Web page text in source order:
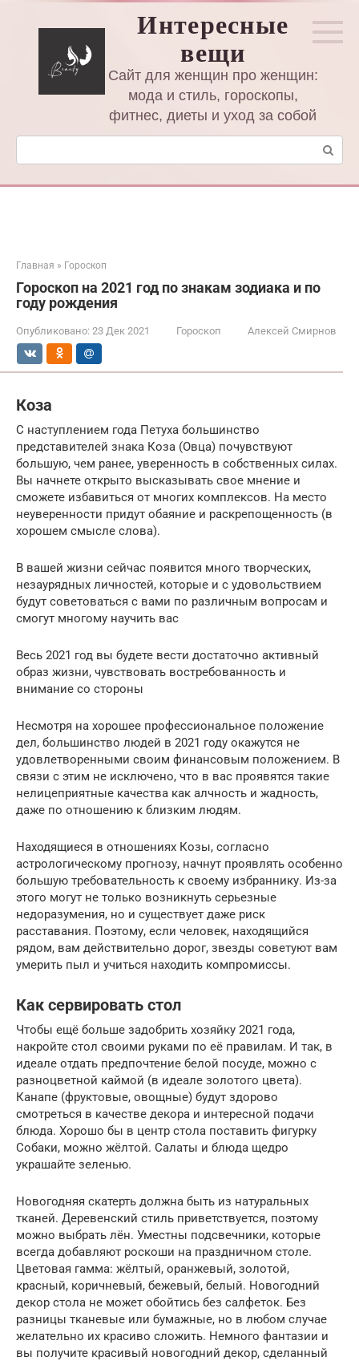
Интересные
вещи
Сайт для женщин про женщин:
мода и стиль, гороскопы,
фитнес, диеты и уход за собой
Поиск:
Главная » Гороскоп
Гороскоп на 2021 год по знакам зодиака и по
году рождения
Опубликовано: 23 Дек 2021 Гороскоп Алексей Смирнов
Коза
С наступлением года Петуха большинство
представителей знака Коза (Овца) почувствуют
большую, чем ранее, уверенность в собственных силах.
Вы начнете открыто высказывать свое мнение и
сможете избавиться от многих комплексов. На место
неуверенности придут обаяние и раскрепощенность (в
хорошем смысле слова).
В вашей жизни сейчас появится много творческих,
незаурядных личностей, которые и с удовольствием
будут советоваться с вами по различным вопросам и
смогут многому научить вас
Весь 2021 год вы будете вести достаточно активный
образ жизни, чувствовать востребованность и
внимание со стороны
Несмотря на хорошее профессиональное положение
дел, большинство людей в 2021 году окажутся не
удовлетворенными своим финансовым положением. В
связи с этим не исключено, что в вас проявятся такие
нелицеприятные качества как алчность и жадность,
даже по отношению к близким людям.
Находящиеся в отношениях Козы, согласно
астрологическому прогнозу, начнут проявлять особенно
большую требовательность к своему избраннику. Из-за
этого могут не только возникнуть серьезные
недоразумения, но и существует даже риск
расставания. Поэтому, если человек, находящийся
рядом, вам действительно дорог, звезды советуют вам
умерить пыл и учиться находить компромиссы.
Как сервировать стол
Чтобы ещё больше задобрить хозяйку 2021 года,
накройте стол своими руками по её правилам. И так, в
идеале отдать предпочтение белой посуде, можно с
разноцветной каймой (в идеале золотого цвета).
Канапе (фруктовые, овощные) будут здорово
смотреться в качестве декора и интересной подачи
блюда. Хорошо бы в центр стола поставить фигурку
Собаки, можно жёлтой. Салаты и блюда щедро
украшайте зеленью.
Новогодняя скатерть должна быть из натуральных
тканей. Деревенский стиль приветствуется, поэтому
можно выбрать лён. Уместны подсвечники, которые
всегда добавляют роскоши на праздничном столе.
Цветовая гамма: жёлтый, оранжевый, золотой,
красный, коричневый, бежевый, белый. Новогодний
декор стола не может обойтись без салфеток. Без
разницы тканевые или бумажные, но в любом случае
желательно их красиво сложить. Немного фантазии и
вы получите красивый новогодний декор, сделанный